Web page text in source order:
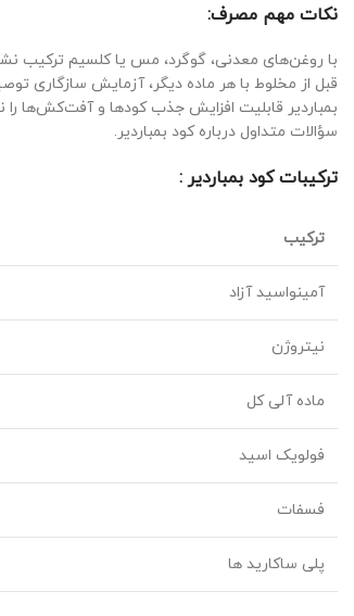
نکات مهم مصرف:
با روغن‌های معدنی، گوگرد، مس یا کلسیم ترکیب
قبل از مخلوط با هر ماده دیگر، آزمایش سازگاری
بمباردیر قابلیت افزایش جذب کودها و آفت‌کش‌ها را
سؤالات متداول درباره کود بمباردیر.
ترکیبات کود بمباردیر :
ترکیب
آمینواسید آزاد
نیتروژن
ماده آلی کل
فولویک اسید
فسفات
پلی ساکارید ها